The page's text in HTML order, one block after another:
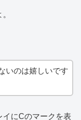
いのは嬉しいです
イにCのマークを表